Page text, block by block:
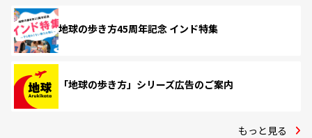
地球の歩き方45周年記念 インド特集
「地球の歩き方」シリーズ広告のご案内
もっと見る